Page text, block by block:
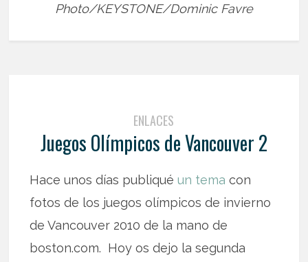
Photo/KEYSTONE/Dominic Favre
ENLACES
Juegos Olímpicos de Vancouver 2
Hace unos días publiquéun tema con
fotos de los juegos olímpicos de invierno
de Vancouver 2010 de la mano de
boston.com. Hoy os dejo la segunda